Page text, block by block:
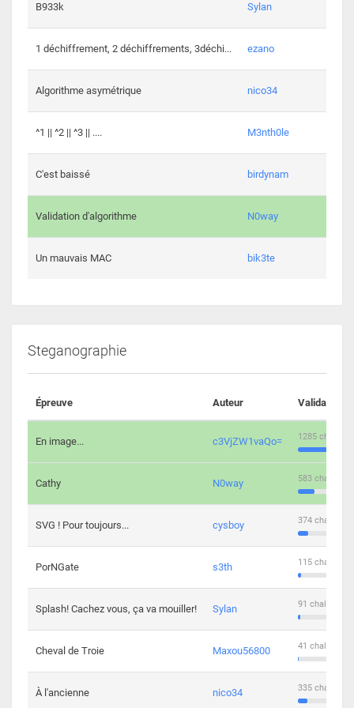
B933k Sylan
1 déchiffrement, 2 déchiffrements, 3déchi... ezano
Algorithme asymétrique nico34
^1 || ^2 || ^3 || .... M3nth0le
C'est baissé birdynam
Validation d'algorithme N0way
Un mauvais MAC bik3te
Steganographie
Épreuve Auteur Validations
En image... c3VjZW1vaQo= 1285
Cathy N0way 583
SVG ! Pour toujours... cysboy 374
PorNGate s3th 115
Splash! Cachez vous, ça va mouiller! Sylan 91
Cheval de Troie Maxou56800 41
À l'ancienne nico34 335